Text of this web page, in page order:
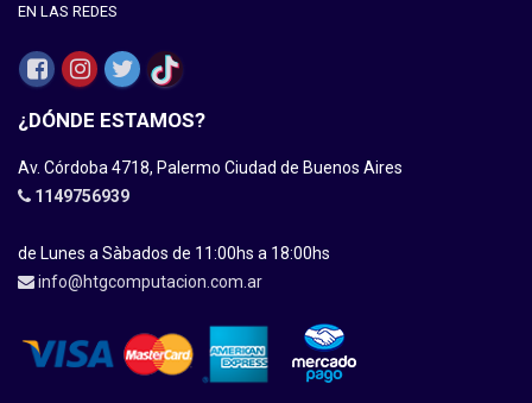
EN LAS REDES
¿DÓNDE ESTAMOS?
Av. Córdoba 4718, Palermo Ciudad de Buenos Aires
1149756939
de Lunes a Sàbados de 11:00hs a 18:00hs
info@htgcomputacion.com.ar